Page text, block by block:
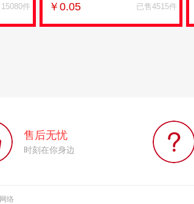
件 ￥ 0.05 已售4515件
售后无忧
时刻在你身边
络